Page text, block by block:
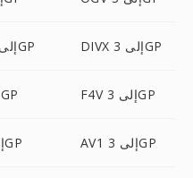
RMVB إلى 3GP DIVX إلى 3GP
RM إلى 3GP F4V إلى 3GP
AAF إلى 3GP AV1 إلى 3GP